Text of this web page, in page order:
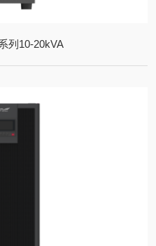
列10-20kVA